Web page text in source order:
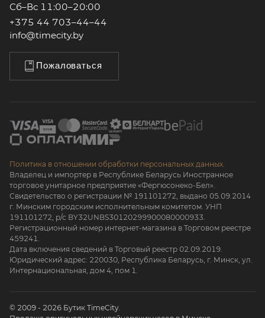
Сб–Вс 11:00–20:00
+375 44 703–44–44
info@timecity.by
Пожаловаться
Политика в отношении обработки персональных данных.
Владелец и импортер в Республике Беларусь Иностранное
торговое унитарное предприятие «Фергюсонеко-Бел».
Свидетельство о регистрации № 191101272, выдано 05.09.2014
г. Минским городским исполнительным комитетом. УНП
191101272, р/с BY32UNBS30120299900080000933.
Регистрационный номер интернет-магазина в Торговом реестре
459241.
Дата включения сведений в Торговый реестр 02.09.2019.
Юридический адрес: 220030, Республика Беларусь, г. Минск, ул.
Интернациональная, дом 4, пом 1.
© 2009 - 2026 Бутик TimeCity.